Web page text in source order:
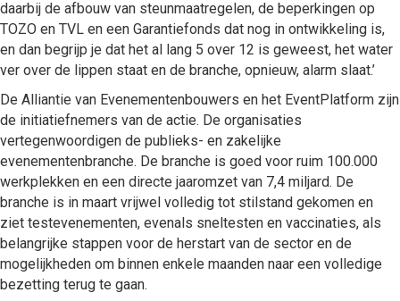
daarbij de afbouw van steunmaatregelen, de beperkingen op
TOZO en TVL en een Garantiefonds dat nog in ontwikkeling is,
en dan begrijp je dat het al lang 5 over 12 is geweest, het water
ver over de lippen staat en de branche, opnieuw, alarm slaat.’
De Alliantie van Evenementenbouwers en het EventPlatform zijn
de initiatiefnemers van de actie. De organisaties
vertegenwoordigen de publieks- en zakelijke
evenementenbranche. De branche is goed voor ruim 100.000
werkplekken en een directe jaaromzet van 7,4 miljard. De
branche is in maart vrijwel volledig tot stilstand gekomen en
ziet testevenementen, evenals sneltesten en vaccinaties, als
belangrijke stappen voor de herstart van de sector en de
mogelijkheden om binnen enkele maanden naar een volledige
bezetting terug te gaan.